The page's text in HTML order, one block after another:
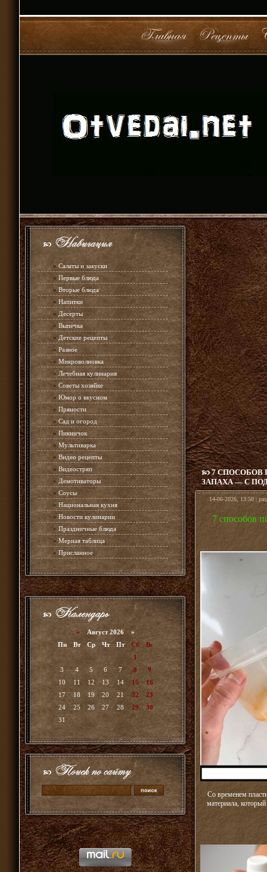
» Салаты и закуски
» Первые блюда
» Вторые блюда
» Напитки
»Десерты
» Выпечка
» Детские рецепты
» Разное
» Микроволновка
» Лечебная кулинария
» Советы хозяйке
» Юмор о вкусном
» Пряности
» Сад и огород
» Пикничок
» Мультиварка
» Видео рецепты
» Видеостряп
» Демотиваторы
» Соусы
» Национальная кухня
» Новости кулинарии
» Праздничные блюда
» Мерная таблица
» Присланное
« Август 2026 »
Пн
Вт Ср Чт Пт Сб
Вс
1
2
3
4 5 6 7 8
9
10
11 12 13 14 15
16
17
18 19 20 21 22
23
24
25 26 27 28 29
30
31
7
ЗАПАХА — С
14-06-2026, 13:50 |
7 способов
Со временем
материала,